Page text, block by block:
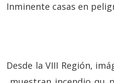
Inminente casas en
Desde la VIII Región,